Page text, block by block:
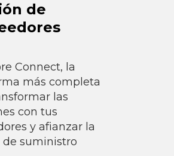
de
Connect, la
más completa
las
con tus
y afianzar la
de suministro